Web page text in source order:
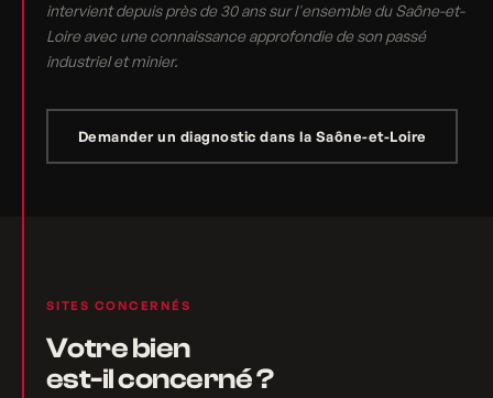
intervient depuis près de 30 ans sur l'ensemble du Saône-et-
Loire avec une connaissance approfondie de son passé
industriel et minier.
Demander un diagnostic dans la Saône-et-Loire
SITES CONCERNÉS
Votre bien
est-il concerné ?